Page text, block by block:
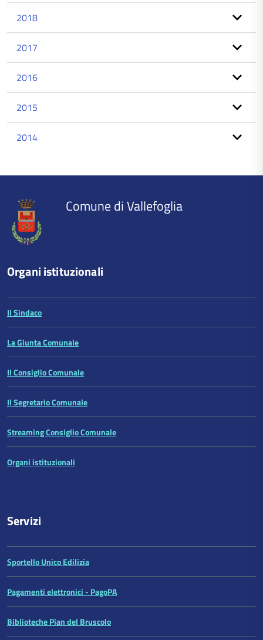
2018
2017
2016
2015
2014
del
Comune di Vallefoglia
Organi istituzionali
Il Sindaco
La Giunta Comunale
Il Consiglio Comunale
Il Segretario Comunale
Streaming Consiglio Comunale
Organi istituzionali
Servizi
Sportello Unico Edilizia
Pagamenti elettronici - PagoPA
Biblioteche Pian del Bruscolo